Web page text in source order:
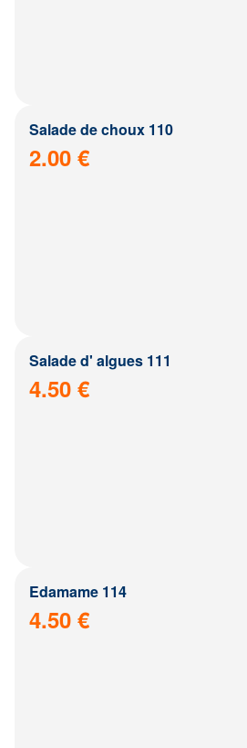
Salade de choux 110
2.00 €
Salade d' algues 111
4.50 €
Edamame 114
4.50 €